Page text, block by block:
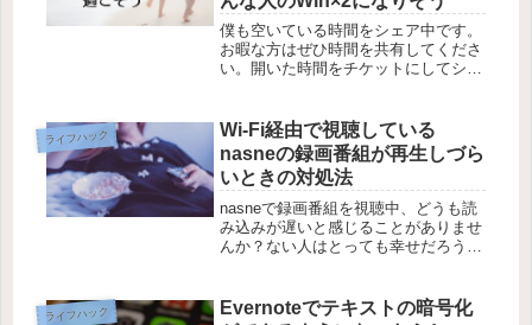
僕も空いている時間をシェア中です。
お暇な方はぜひ時間を共有してくださ
い。開いた時間をチケットにしてシェ
人と会って何かを学びたい人、人恋し
い人…などなど（ゲスト）が...
ライフハック
Wi-Fi経由で視聴している
nasneの録画番組が再生しづら
いときの対処法
nasneで録画番組を視聴中、どうも読
み込みが遅いと感じることがありませ
んか？ない人はとっても幸せだろうけ
らく、nasneを有線接続で楽しめてい
ライフハック
Evernoteでテキストの暗号化